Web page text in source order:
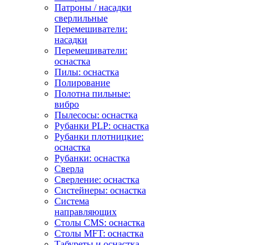
Патроны / насадки
сверлильные
Перемешиватели:
насадки
Перемешиватели:
оснастка
Пилы: оснастка
Полирование
Полотна пильные:
вибро
Пылесосы: оснастка
Рубанки PLP: оснастка
Рубанки плотницкие:
оснастка
Рубанки: оснастка
Сверла
Сверление: оснастка
Систейнеры: оснастка
Система
направляющих
Столы CMS: оснастка
Столы MFT: оснастка